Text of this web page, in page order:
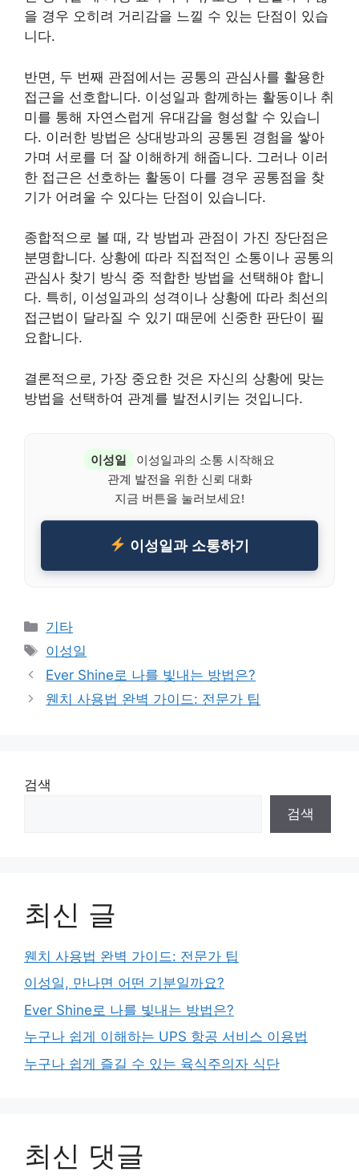
을 경우 오히려 거리감을 느낄 수 있는 단점이 있습
니다.
반면, 두 번째 관점에서는 공통의 관심사를 활용한
접근을 선호합니다. 이성일과 함께하는 활동이나 취
미를 통해 자연스럽게 유대감을 형성할 수 있습니
다. 이러한 방법은 상대방과의 공통된 경험을 쌓아
가며 서로를 더 잘 이해하게 해줍니다. 그러나 이러
한 접근은 선호하는 활동이 다를 경우 공통점을 찾
기가 어려울 수 있다는 단점이 있습니다.
종합적으로 볼 때, 각 방법과 관점이 가진 장단점은
분명합니다. 상황에 따라 직접적인 소통이나 공통의
관심사 찾기 방식 중 적합한 방법을 선택해야 합니
다. 특히, 이성일과의 성격이나 상황에 따라 최선의
접근법이 달라질 수 있기 때문에 신중한 판단이 필
요합니다.
결론적으로, 가장 중요한 것은 자신의 상황에 맞는
방법을 선택하여 관계를 발전시키는 것입니다.
이성일
이성일과의 소통 시작해요
관계 발전을 위한 신뢰 대화
지금 버튼을 눌러보세요!
이성일과 소통하기
Categories
기타
Tags
이성일
Ever Shine로 나를 빛내는 방법은?
웬치 사용법 완벽 가이드: 전문가 팁
검색
검색
최신 글
웬치 사용법 완벽 가이드: 전문가 팁
이성일, 만나면 어떤 기분일까요?
Ever Shine로 나를 빛내는 방법은?
누구나 쉽게 이해하는 UPS 항공 서비스 이용법
누구나 쉽게 즐길 수 있는 육식주의자 식단
최신 댓글